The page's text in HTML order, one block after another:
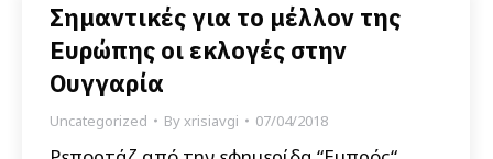
Σημαντικές για το μέλλον της
Ευρώπης οι εκλογές στην
Ουγγαρία
Uncategorized Byxrisiavgi 07/04/2018